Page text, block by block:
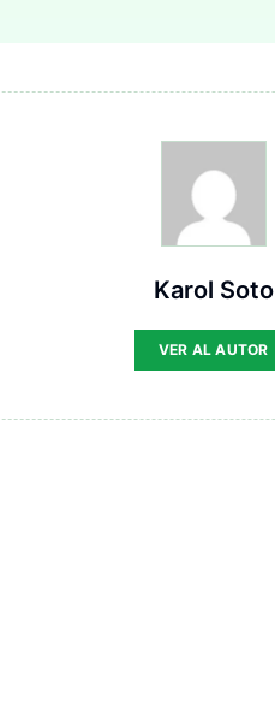
Karol Soto
VER AL AUTOR